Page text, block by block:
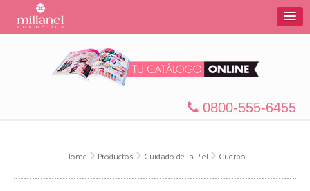
0800-555-6455
Home Productos Cuidado de la Piel Cuerpo